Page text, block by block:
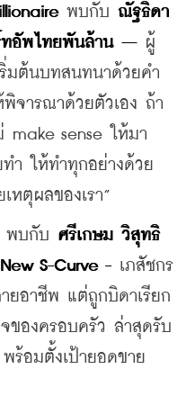
พบกับ ณัฐธิดา
ร์ทอัพไทยพันล้าน – ผู้
มต้นบทสนทนาด้วยคำ
จารณาด้วยตัวเอง ถ้า
make sense ให้มา
ำ ให้ทำทุกอย่างด้วย
หตุผลของเรา”
พบกับ ศรีเกษม วิสุทธิ
S-Curve - เภสัชกร
ายอาชีพ แต่ถูกบิดาเรียก
ของครอบครัว ล่าสุดรับ
ร้อมตั้งเป้ายอดขาย